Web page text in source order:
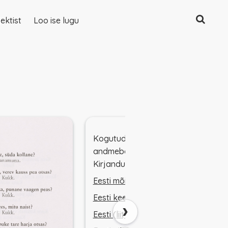
Loo ise lugu
Otsing
Kogutud mõistatuste
andmebaasid Eesti
Kirjandusmuuseumis
Eesti mõistatuste antoloogia
Eesti keerdküsimused
Eesti (liit)sõnamängud
›